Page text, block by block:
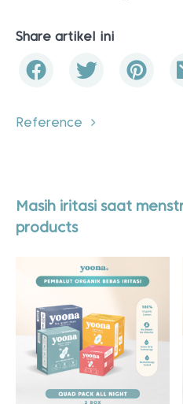
Share artikel ini
Reference
Masih iritasi saat
products